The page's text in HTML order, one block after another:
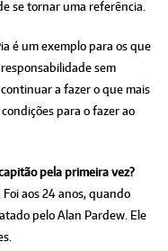
se tornar uma referência.
é um exemplo para os que
sem
a fazer o que mais
para o fazer ao
pela primeira vez?
aos 24 anos, quando
pelo Alan Pardew. Ele